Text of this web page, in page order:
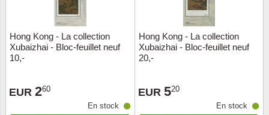
Hong Kong - La collection
Xubaizhai - Bloc-feuillet neuf
10,-
EUR 260
En stock
Hong Kong - La collection
Xubaizhai - Bloc-feuillet neuf
20,-
EUR 520
En stock
Etats-